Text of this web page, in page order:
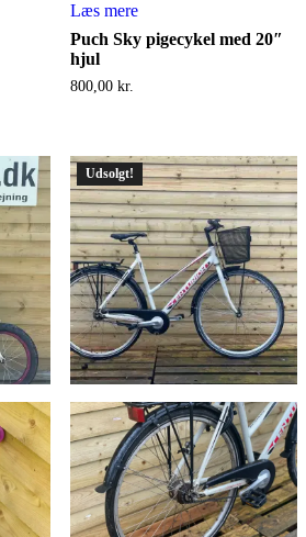
Læs mere
Puch Sky pigecykel med 20″
hjul
800,00 kr.
Udsolgt!